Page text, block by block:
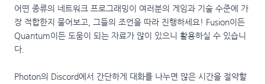
어떤 종류의 네트워크 프로그래밍이 여러분의 게임과 기술 수준에 가
장 적합한지 물어보고, 그들의 조언을 따라 진행하세요! Fusion이든
Quantum이든 도움이 되는 자료가 많이 있으니 활용하실 수 있습니
다.
Photon의 Discord에서 간단하게 대화를 나누면 많은 시간을 절약할